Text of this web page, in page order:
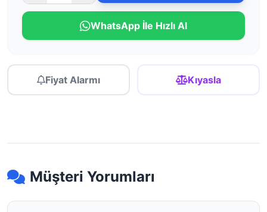
WhatsApp İle Hızlı Al
Fiyat Alarmı Kıyasla
Müşteri Yorumları